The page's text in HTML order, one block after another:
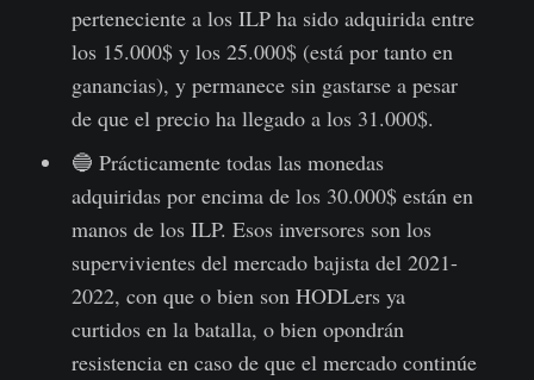
perteneciente a los ILP ha sido adquirida entre
los 15.000$ y los 25.000$ (está por tanto en
ganancias), y permanece sin gastarse a pesar
de que el precio ha llegado a los 31.000$.
🔵 Prácticamente todas las monedas
adquiridas por encima de los 30.000$ están en
manos de los ILP. Esos inversores son los
supervivientes del mercado bajista del 2021-
2022, con que o bien son HODLers ya
curtidos en la batalla, o bien opondrán
resistencia en caso de que el mercado continúe